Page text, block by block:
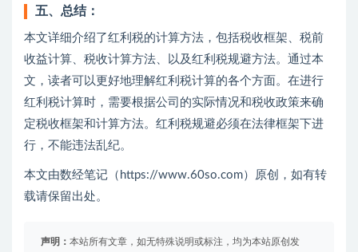
五、总结：
本文详细介绍了红利税的计算方法，包括税收框架、税前
收益计算、税收计算方法、以及红利税规避方法。通过本
文，读者可以更好地理解红利税计算的各个方面。在进行
红利税计算时，需要根据公司的实际情况和税收政策来确
定税收框架和计算方法。红利税规避必须在法律框架下进
行，不能违法乱纪。
本文由数经笔记（https://www.60so.com）原创，如有转
载请保留出处。
声明： 本站所有文章，如无特殊说明或标注，均为本站原创发